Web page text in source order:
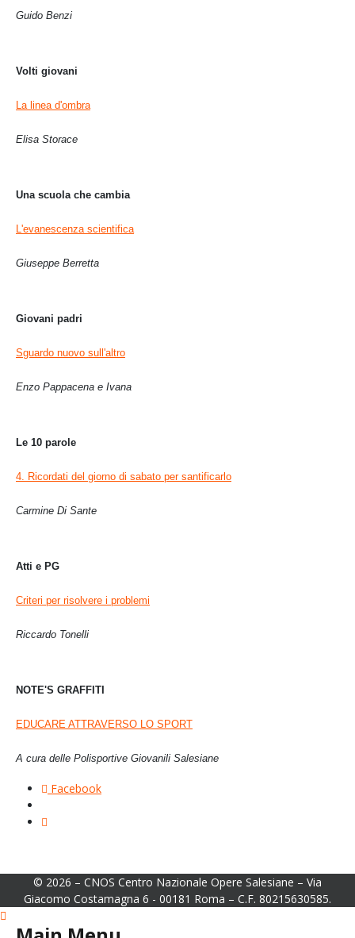
Guido Benzi
Volti giovani
La linea d'ombra
Elisa Storace
Una scuola che cambia
L'evanescenza scientifica
Giuseppe Berretta
Giovani padri
Sguardo nuovo sull'altro
Enzo Pappacena e Ivana
Le 10 parole
4. Ricordati del giorno di sabato per santificarlo
Carmine Di Sante
Atti e PG
Criteri per risolvere i problemi
Riccardo Tonelli
NOTE'S GRAFFITI
EDUCARE ATTRAVERSO LO SPORT
A cura delle Polisportive Giovanili Salesiane
Facebook
© 2026 – CNOS Centro Nazionale Opere Salesiane – Via
Giacomo Costamagna 6 - 00181 Roma – C.F. 80215630585.